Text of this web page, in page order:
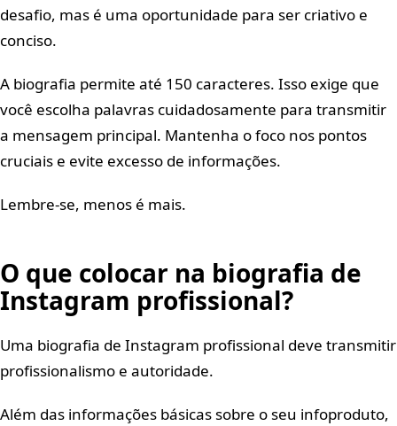
desafio, mas é uma oportunidade para ser criativo e
conciso.
A biografia permite até 150 caracteres. Isso exige que
você escolha palavras cuidadosamente para transmitir
a mensagem principal. Mantenha o foco nos pontos
cruciais e evite excesso de informações.
Lembre-se, menos é mais.
O que colocar na biografia de
Instagram profissional?
Uma biografia de Instagram profissional deve transmitir
profissionalismo e autoridade.
Além das informações básicas sobre o seu infoproduto,